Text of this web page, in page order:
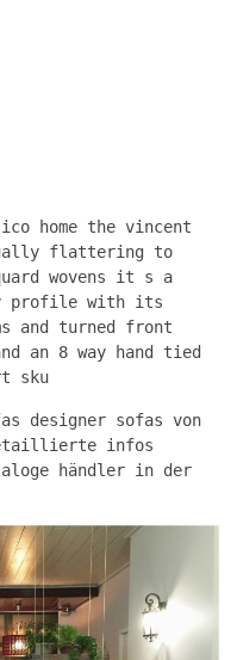
home the vincent
flattering to
wovens it s a
profile with its
and turned front
an 8 way hand tied
sku
designer sofas von
infos
händler in der